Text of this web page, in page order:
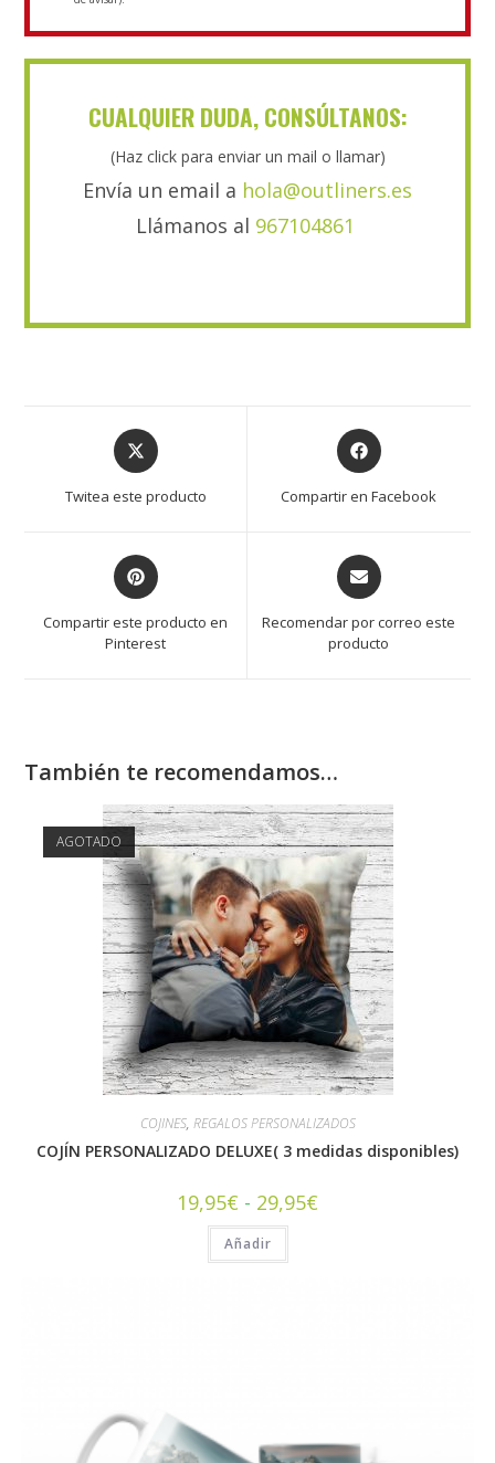
CUALQUIER DUDA, CONSÚLTANOS:
(Haz click para enviar un mail o llamar)
Envía un email a hola@outliners.es
Llámanos al 967104861
Twitea este producto Compartir en Facebook
Compartir este producto en
Pinterest
Recomendar por correo este
producto
También te recomendamos…
AGOTADO
COJINES, REGALOS PERSONALIZADOS
COJÍN PERSONALIZADO DELUXE( 3 medidas disponibles)
19,95€ - 29,95€
Añadir